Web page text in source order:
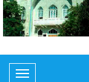
T